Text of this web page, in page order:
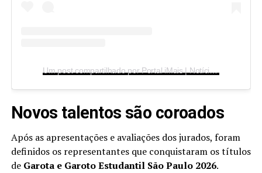
Um post compartilhado por Portal iMais | Notícias de Indaiatuba (@imaisonline)
Novos talentos são coroados
Após as apresentações e avaliações dos jurados, foram
definidos os representantes que conquistaram os títulos
de Garota e Garoto Estudantil São Paulo 2026.